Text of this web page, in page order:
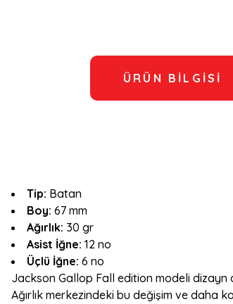
ÜRÜN BILGISI
Tip: Batan
Boy: 67 mm
Ağırlık: 30 gr
Asist İğne: 12 no
Üçlü İğne: 6 no
Jackson Gallop Fall edition modeli dizayn
Ağırlık merkezindeki bu değişim ve daha